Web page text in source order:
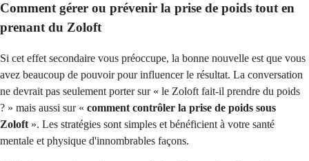
Comment gérer ou prévenir la prise de poids tout en
prenant du Zoloft
Si cet effet secondaire vous préoccupe, la bonne nouvelle est que vous
avez beaucoup de pouvoir pour influencer le résultat. La conversation
ne devrait pas seulement porter sur « le Zoloft fait-il prendre du poids
? » mais aussi sur « comment contrôler la prise de poids sous
Zoloft ». Les stratégies sont simples et bénéficient à votre santé
mentale et physique d'innombrables façons.